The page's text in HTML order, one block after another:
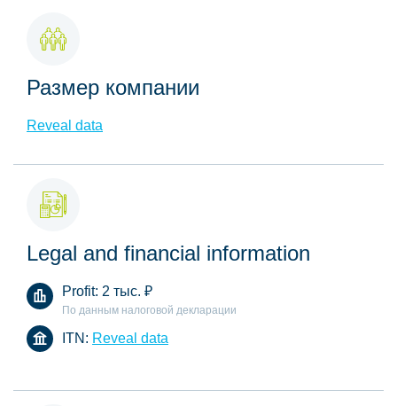
Размер компании
Reveal data
Legal and financial information
Profit: 2 тыс. ₽
По данным налоговой декларации
ITN: Reveal data